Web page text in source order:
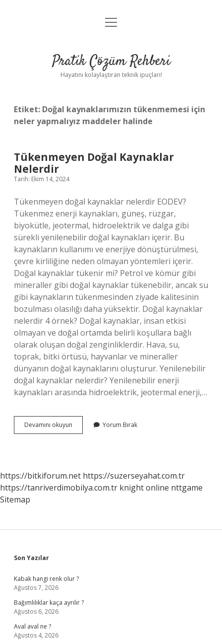
Anasayfa
Yasal Uyarı
menüyü
Pratik Çözüm Rehberi
Hayatını kolaylaştıran teknik ipuçları!
Etiket: Doğal kaynaklarımızın tükenmemesi için
neler yapmalıyız maddeler halinde
Tükenmeyen Doğal Kaynaklar
Nelerdir
Tarih: Ekim 14, 2024
Tükenmeyen doğal kaynaklar nelerdir EODEV?
Tükenmez enerji kaynakları, güneş, rüzgar,
biyokütle, jeotermal, hidroelektrik ve dalga gibi
sürekli yenilenebilir doğal kaynakları içerir. Bu
kaynakların kullanımı ve enerjiye dönüştürülmesi,
çevre kirliliğine neden olmayan yöntemleri içerir.
Doğal kaynaklar tükenir mi? Petrol ve kömür gibi
mineraller gibi doğal kaynaklar tükenebilir, ancak su
gibi kaynakların tükenmesinden ziyade kalitesinin
bozulması olasılığı daha yüksektir. Doğal kaynaklar
nelerdir 4 örnek? Doğal kaynaklar, insan etkisi
olmayan ve doğal ortamda belirli koşullara bağlı
olarak oluşan doğal zenginliklerdir. Hava, su,
toprak, bitki örtüsü, hayvanlar ve mineraller
dünyanın doğal kaynaklarını oluşturur. Yenilenebilir
doğal kaynaklar nelerdir? Yenilenebilir enerji
kaynakları arasında hidroelektrik, jeotermal enerji,…
Devamını okuyun Tükenmeyen
Doğal
Yorum Bırak
https://bitkiforum.net https://suzerseyahat.com.tr
https://tanriverdimobilya.com.tr knight online nttgame
Sitemap
Sidebar
Son Yazılar
Kabak hangi renk olur ?
Ağustos 7, 2026
Bağımlılıklar kaça ayrılır ?
Ağustos 6, 2026
Aval aval ne ?
Ağustos 4, 2026